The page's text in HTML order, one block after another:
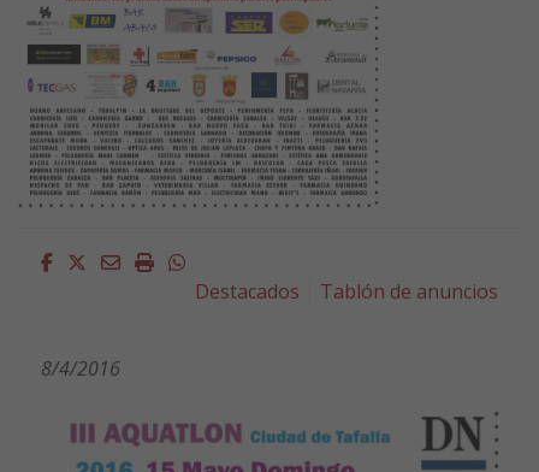
Facebook
Twitter
EmailImprimirWhatsapp
Destacados
Tablón de anuncios
8/4/2016